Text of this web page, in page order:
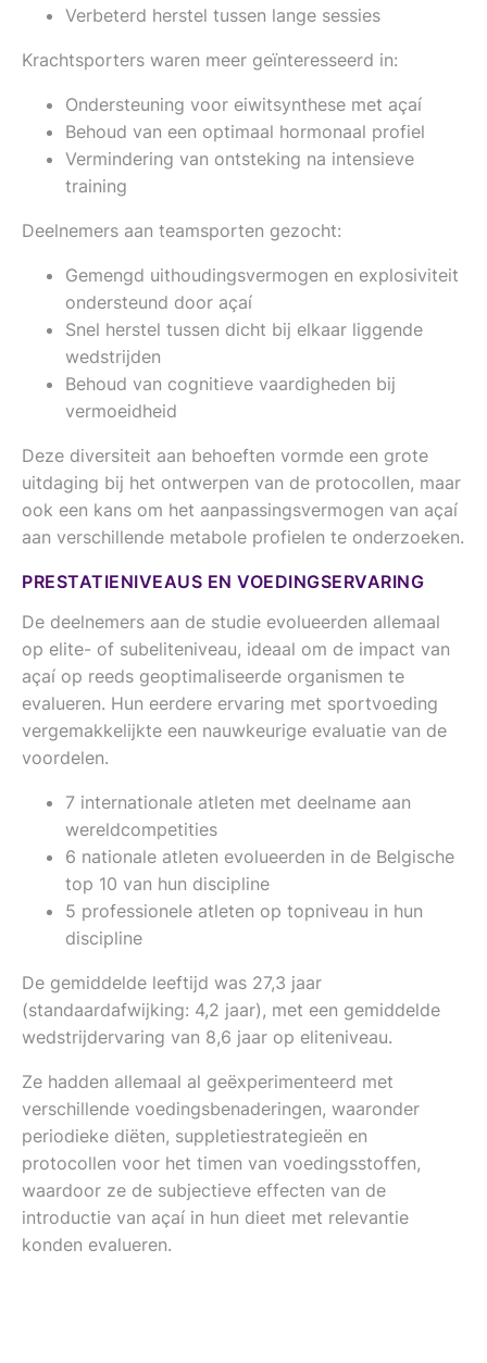
Verbeterd herstel tussen lange sessies
Krachtsporters waren meer geïnteresseerd in:
Ondersteuning voor eiwitsynthese met açaí
Behoud van een optimaal hormonaal profiel
Vermindering van ontsteking na intensieve
training
Deelnemers aan teamsporten gezocht:
Gemengd uithoudingsvermogen en explosiviteit
ondersteund door açaí
Snel herstel tussen dicht bij elkaar liggende
wedstrijden
Behoud van cognitieve vaardigheden bij
vermoeidheid
Deze diversiteit aan behoeften vormde een grote
uitdaging bij het ontwerpen van de protocollen, maar
ook een kans om het aanpassingsvermogen van açaí
aan verschillende metabole profielen te onderzoeken.
PRESTATIENIVEAUS EN VOEDINGSERVARING
De deelnemers aan de studie evolueerden allemaal
op elite- of subeliteniveau, ideaal om de impact van
açaí op reeds geoptimaliseerde organismen te
evalueren. Hun eerdere ervaring met sportvoeding
vergemakkelijkte een nauwkeurige evaluatie van de
voordelen.
7 internationale atleten met deelname aan
wereldcompetities
6 nationale atleten evolueerden in de Belgische
top 10 van hun discipline
5 professionele atleten op topniveau in hun
discipline
De gemiddelde leeftijd was 27,3 jaar
(standaardafwijking: 4,2 jaar), met een gemiddelde
wedstrijdervaring van 8,6 jaar op eliteniveau.
Ze hadden allemaal al geëxperimenteerd met
verschillende voedingsbenaderingen, waaronder
periodieke diëten, suppletiestrategieën en
protocollen voor het timen van voedingsstoffen,
waardoor ze de subjectieve effecten van de
introductie van açaí in hun dieet met relevantie
konden evalueren.